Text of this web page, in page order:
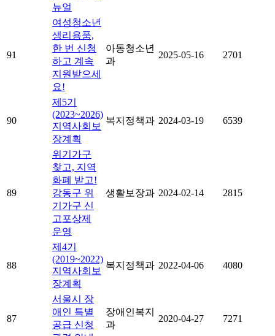
뉴얼
91
여성청소년
생리용품,
한 번 신청
하고 계속
지원받으세
요!
아동청소년
과
2025-05-16 2701
90
제5기
(2023~2026)
지역사회보
장계획
복지정책과 2024-03-19 6539
89
위기가구
찾고, 지역
화폐 받고!
강동구 위
기가구 신
고포상제
운영
생활보장과 2024-02-14 2815
88
제4기
(2019~2022)
지역사회보
장계획
복지정책과 2022-04-06 4080
87
서울시 장
애인 특별
공급 신청
장애인복지
과
2020-04-27 7271